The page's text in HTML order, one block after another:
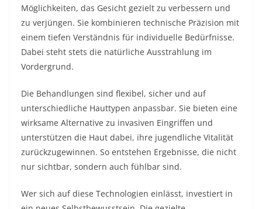
Möglichkeiten, das Gesicht gezielt zu verbessern und
zu verjüngen. Sie kombinieren technische Präzision mit
einem tiefen Verständnis für individuelle Bedürfnisse.
Dabei steht stets die natürliche Ausstrahlung im
Vordergrund.
Die Behandlungen sind flexibel, sicher und auf
unterschiedliche Hauttypen anpassbar. Sie bieten eine
wirksame Alternative zu invasiven Eingriffen und
unterstützen die Haut dabei, ihre jugendliche Vitalität
zurückzugewinnen. So entstehen Ergebnisse, die nicht
nur sichtbar, sondern auch fühlbar sind.
Wer sich auf diese Technologien einlässt, investiert in